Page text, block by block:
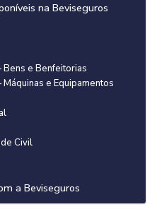
na Beviseguros
e Benfeitorias
e Equipamentos
Civil
a Beviseguros